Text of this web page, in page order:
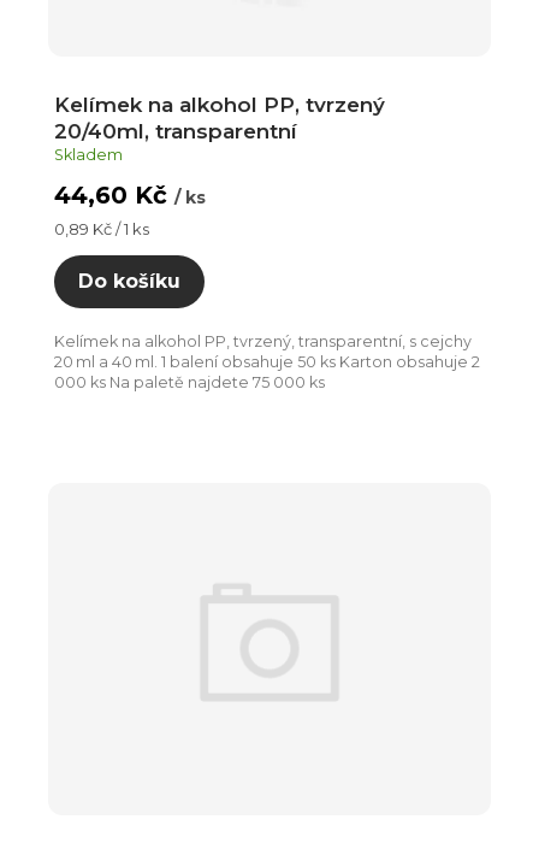
Kelímek na alkohol PP, tvrzený
20/40ml, transparentní
Skladem
44,60 Kč / ks
Měrná
0,89 Kč / 1 ks
Do košíku
Kelímek na alkohol PP, tvrzený, transparentní, s cejchy
20 ml a 40 ml. 1 balení obsahuje 50 ks Karton obsahuje 2
000 ks Na paletě najdete 75 000 ks